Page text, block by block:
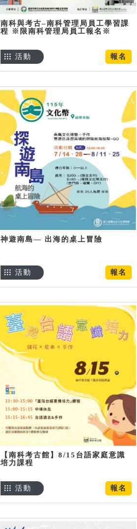
南科與考古–南科管理局員工學習課
程 ※限南科管理局員工報名※
報名
活動
神遊南島— 出海的桌上冒險
報名
活動
【南科考古館】8/15台語家庭意識
培力課程
報名
活動